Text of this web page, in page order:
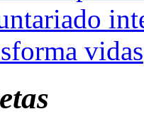
vidas